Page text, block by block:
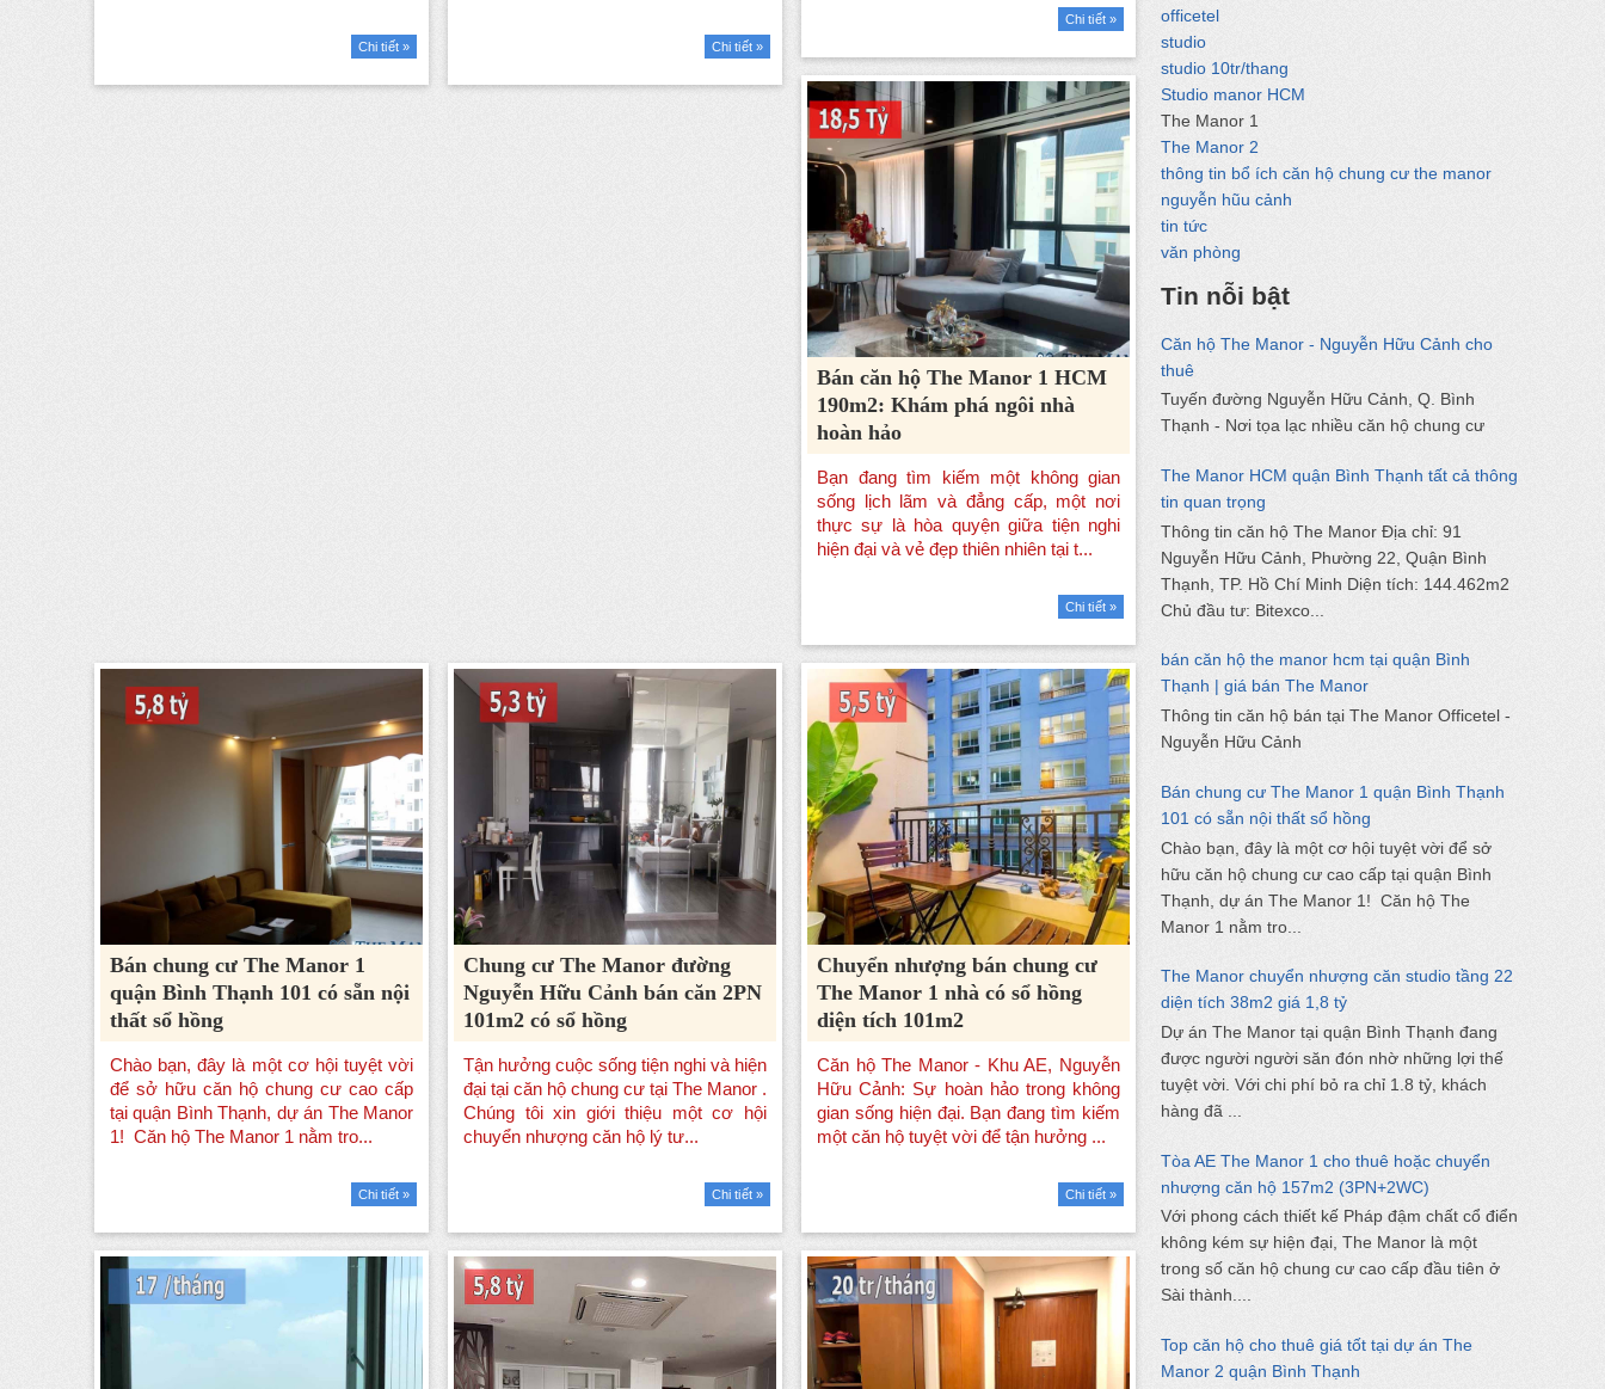
Chi tiết » Chi tiết »
Chi tiết »
Bán căn hộ The Manor 1 HCM
190m2: Khám phá ngôi nhà
hoàn hảo
Chi tiết »
Bán chung cư The Manor 1
quận Bình Thạnh 101 có sẵn nội
thất sổ hồng
Chi tiết »
Chung cư The Manor đường
Nguyễn Hữu Cảnh bán căn 2PN
101m2 có sổ hồng
Chi tiết »
Chuyển nhượng bán chung cư
The Manor 1 nhà có sổ hồng
diện tích 101m2
Chi tiết »
officetel
studio
studio 10tr/thang
Studio manor HCM
The Manor 1
The Manor 2
thông tin bổ ích căn hộ chung cư the manor
nguyễn hũu cảnh
tin tức
văn phòng
Tin nỗi bật
Căn hộ The Manor - Nguyễn Hữu Cảnh cho
thuê
Tuyến đường Nguyễn Hữu Cảnh, Q. Bình
Thạnh - Nơi tọa lạc nhiều căn hộ chung cư
The Manor HCM quận Bình Thạnh tất cả thông
tin quan trọng
Thông tin căn hộ The Manor Địa chỉ: 91
Nguyễn Hữu Cảnh, Phường 22, Quận Bình
Thạnh, TP. Hồ Chí Minh Diện tích: 144.462m2
Chủ đầu tư: Bitexco...
bán căn hộ the manor hcm tại quận Bình
Thạnh | giá bán The Manor
Thông tin căn hộ bán tại The Manor Officetel -
Nguyễn Hữu Cảnh
Bán chung cư The Manor 1 quận Bình Thạnh
101 có sẵn nội thất sổ hồng
Chào bạn, đây là một cơ hội tuyệt vời để sở
hữu căn hộ chung cư cao cấp tại quận Bình
Thạnh, dự án The Manor 1! Căn hộ The
Manor 1 nằm tro...
The Manor chuyển nhượng căn studio tầng 22
diện tích 38m2 giá 1,8 tỷ
Dự án The Manor tại quận Bình Thạnh đang
được người người săn đón nhờ những lợi thế
tuyệt vời. Với chi phí bỏ ra chỉ 1.8 tỷ, khách
hàng đã ...
Tòa AE The Manor 1 cho thuê hoặc chuyển
nhượng căn hộ 157m2 (3PN+2WC)
Với phong cách thiết kế Pháp đậm chất cổ điển
không kém sự hiện đại, The Manor là một
trong số căn hộ chung cư cao cấp đầu tiên ở
Sài thành....
Top căn hộ cho thuê giá tốt tại dự án The
Manor 2 quận Bình Thạnh